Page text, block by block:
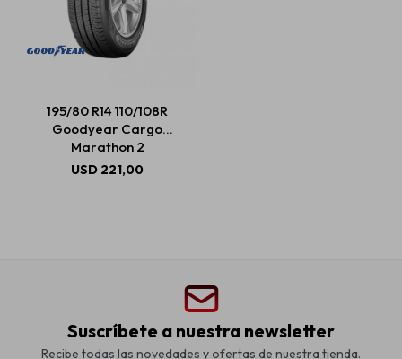
195/80 R14 110/108R
Goodyear Cargo
Marathon 2
USD 221,00
Suscríbete a nuestra newsletter
Recibe todas las novedades y ofertas de nuestra tienda.